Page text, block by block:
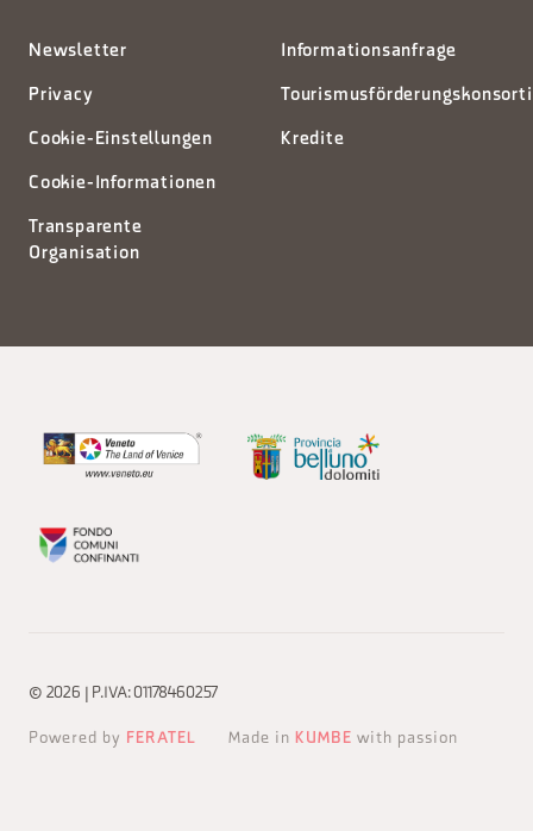
Newsletter
Privacy
Cookie-Einstellungen
Cookie-Informationen
Transparente
Organisation
Informationsanfrage
Kredite
© 2026 | P.IVA: 01178460257
Powered by FERATEL Made in KUMBE with passion